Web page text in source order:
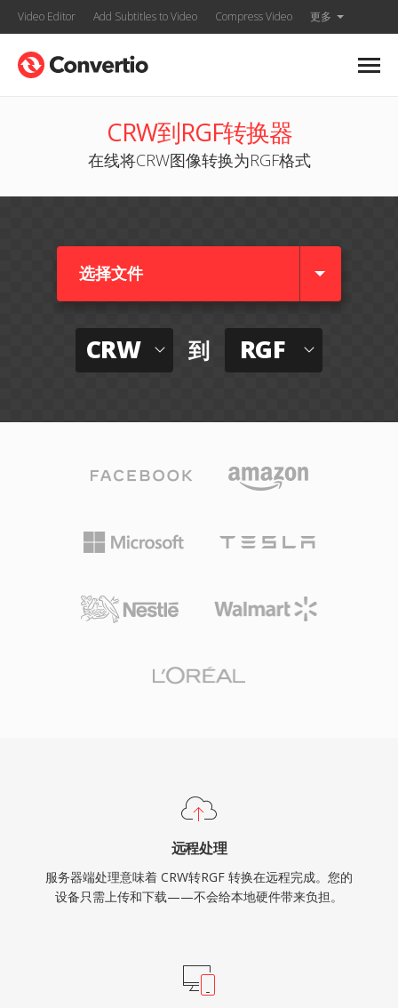
Video Editor Add Subtitles to Video Compress Video 更多
CRW到RGF转换器
在线将CRW图像转换为RGF格式
选择文件
CRW 到 RGF
远程处理
服务器端处理意味着 CRW转RGF 转换在远程完成。您的
设备只需上传和下载——不会给本地硬件带来负担。